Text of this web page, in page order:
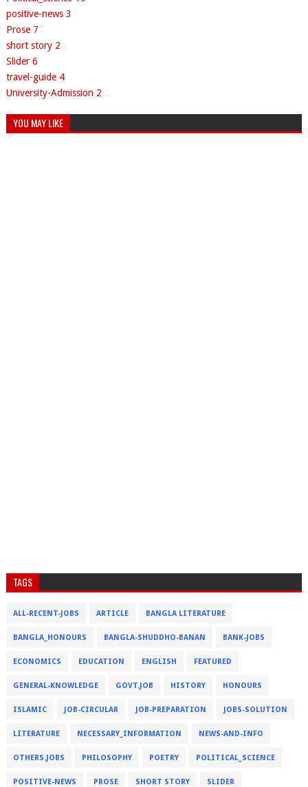
positive-news 3
Prose 7
short story 2
Slider 6
travel-guide 4
University-Admission 2
YOU MAY LIKE
TAGS
ALL-RECENT-JOBS ARTICLE BANGLA LITERATURE
BANGLA_HONOURS BANGLA-SHUDDHO-BANAN BANK-JOBS
ECONOMICS EDUCATION ENGLISH FEATURED
GENERAL-KNOWLEDGE GOVT.JOB HISTORY HONOURS
ISLAMIC JOB-CIRCULAR JOB-PREPARATION JOBS-SOLUTION
LITERATURE NECESSARY_INFORMATION NEWS-AND-INFO
OTHERS.JOBS PHILOSOPHY POETRY POLITICAL_SCIENCE
POSITIVE-NEWS PROSE SHORT STORY SLIDER